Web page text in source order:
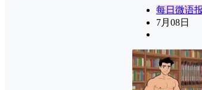
每日微语
7月 08日